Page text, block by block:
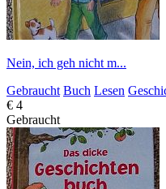
Nein, ich geh nicht m...
Gebraucht Buch Lesen
€ 4
Gebraucht